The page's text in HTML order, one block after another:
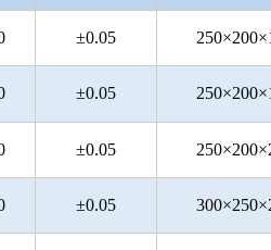
±0.05
±0.05
±0.05
±0.05